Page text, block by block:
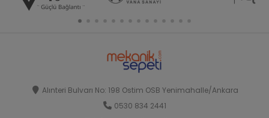
Alınteri Bulvarı No: 198 Ostim OSB Yenimahalle/Ankara
0530 834 2441